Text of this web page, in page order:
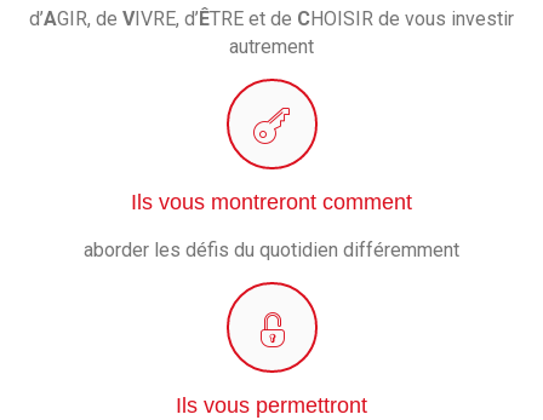
d’AGIR, de VIVRE, d’ÊTRE et de CHOISIR de vous investir
autrement
Ils vous montreront comment
aborder les défis du quotidien différemment
Ils vous permettront